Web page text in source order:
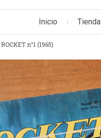
Inicio Tienda
n°1 (1965)